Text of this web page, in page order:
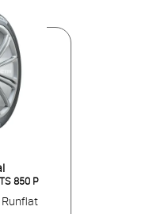
850 P
Runflat